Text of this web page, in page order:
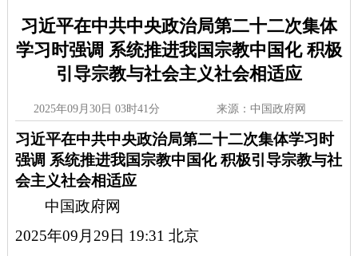
习近平在中共中央政治局第二十二次集体
学习时强调 系统推进我国宗教中国化 积极
引导宗教与社会主义社会相适应
2025年09月30日 03时41分 来源：中国政府网
习近平在中共中央政治局第二十二次集体学习时
强调 系统推进我国宗教中国化 积极引导宗教与社
会主义社会相适应
中国政府网
2025年09月29日 19:31 北京